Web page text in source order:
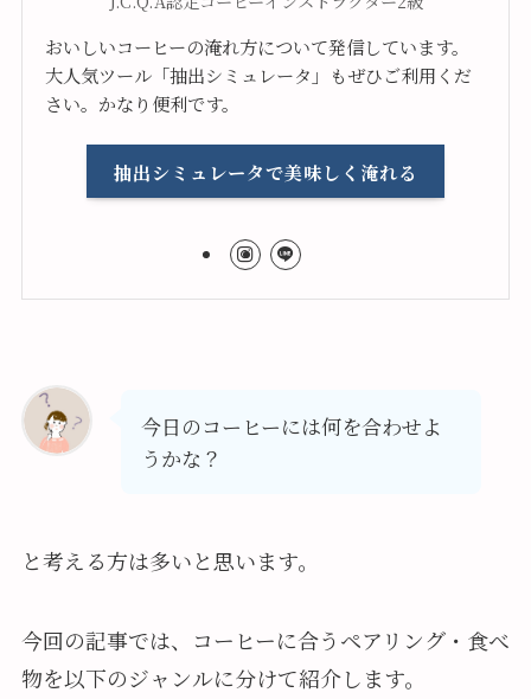
おいしいコーヒーの淹れ方について発信しています。
大人気ツール「抽出シミュレータ」もぜひご利用くだ
さい。かなり便利です。
抽出シミュレータで美味しく淹れる
今日のコーヒーには何を合わせよ
うかな？
と考える方は多いと思います。
今回の記事では、コーヒーに合うペアリング・食べ
物を以下のジャンルに分けて紹介します。